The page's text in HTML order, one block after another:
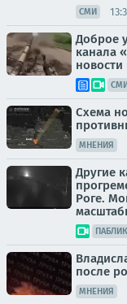
СМИ
Доброе
канала
новости
Схема
МНЕНИЯ
Другие
Роге.
после
МНЕНИЯ